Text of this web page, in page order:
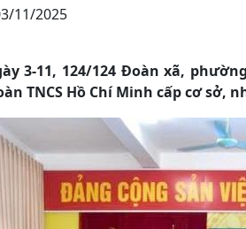
11/2025
3-11, 124/124 Đoàn xã,
TNCS Hồ Chí Minh cấp cơ sở,